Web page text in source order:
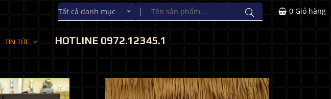
Tất cả danh mục
TIN TỨC HOTLINE 0972.12345.1
0 Giỏ hàng